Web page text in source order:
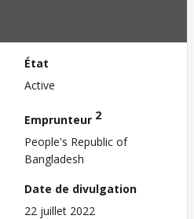
État
Active
Emprunteur 2
People's Republic of
Bangladesh
Date de divulgation
22 juillet 2022